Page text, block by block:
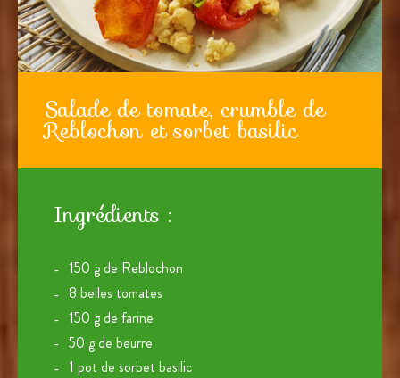
Salade de tomate, crumble de
Reblochon et sorbet basilic
Ingrédients :
150 g de Reblochon
8 belles tomates
150 g de farine
50 g de beurre
1 pot de sorbet basilic